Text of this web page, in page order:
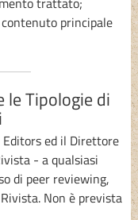
principale
le Tipologie di
ed il Direttore
- a qualsiasi
di peer reviewing,
Non è prevista